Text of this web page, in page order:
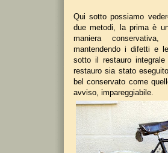
Qui sotto possiamo
due metodi, la prima è
maniera
mantendendo i difetti e
sotto il restauro
restauro sia stato
bel conservato come
avviso, impareggiabile.